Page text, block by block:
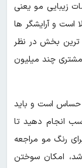
زیبایی مو یعنی
است و آرایشگر ها
ترین بخش در نظر
چند میلیون
حساس است و باید
انجام دهید تا
رنگ مو مراجعه
امکان سوختن